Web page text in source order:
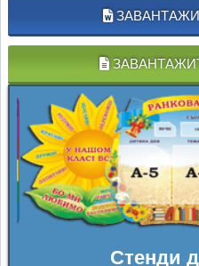
Стенди